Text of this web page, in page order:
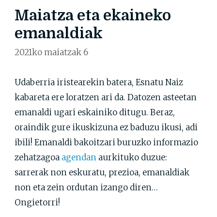
Maiatza eta ekaineko
emanaldiak
2021ko maiatzak 6
Udaberria iristearekin batera, Esnatu Naiz
kabareta ere loratzen ari da. Datozen asteetan
emanaldi ugari eskainiko ditugu. Beraz,
oraindik gure ikuskizuna ez baduzu ikusi, adi
ibili! Emanaldi bakoitzari buruzko informazio
zehatzagoa agendan aurkituko duzue:
sarrerak non eskuratu, prezioa, emanaldiak
non eta zein ordutan izango diren…
Ongietorri!